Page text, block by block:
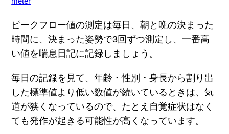
ピークフロー値の測定は毎日、朝と晩の決まった
時間に、決まった姿勢で3回ずつ測定し、一番高
い値を喘息日記に記録しましょう。
毎日の記録を見て、年齢・性別・身長から割り出
した標準値より低い数値が続いているときは、気
道が狭くなっているので、たとえ自覚症状はなく
ても発作が起きる可能性が高くなっています。